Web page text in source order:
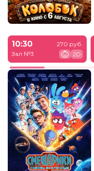
10:30
Зал №3
270 руб.
2D